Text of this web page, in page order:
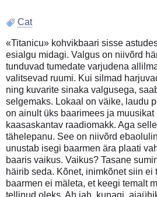
Cat
«Titanicu» kohvikbaari sisse
esialgu midagi. Valgus on niivõrd
tunduvad tumedate varjudena
valitsevad ruumi. Kui silmad
ning kuvarite sinaka valgusega,
selgemaks. Lokaal on väike, laudu
on ainult üks baarimees ja
kaasaskantav raadiomakk. Aga
tähelepanu. See on niivõrd
unustab isegi baarmen ära plaati
baaris vaikus. Vaikus? Tasane
häirib seda. Kõnet, inimkõnet siin ei
baarmen ei mäleta, et keegi temalt
tellinud oleks. Ah jah, kunagi,